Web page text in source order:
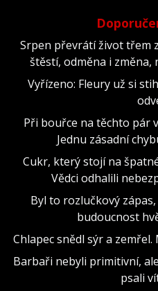
Srpen převrátí život třem
štěstí, odměna i
Vyřízeno: Fleury už si
Při bouřce na těchto pár
Jednu zásadní
Cukr, který stojí na
Vědci odhalili
Byl to rozlučkový
budoucnost
Chlapec snědl sýr a
Barbaři nebyli primitivní,
psali